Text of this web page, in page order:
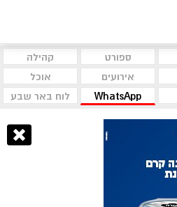
ספורט
קהילה
אירועים
אוכל
WhatsApp לוח באר שבע